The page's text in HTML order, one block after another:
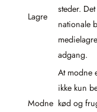
Lagre
steder.
nationale
adgang.
Modne
At modne
ikke kun
kød og